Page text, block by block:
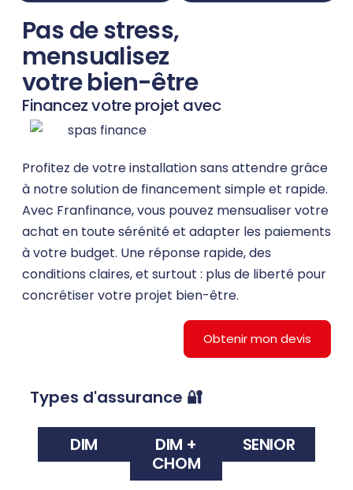
Types d'assurance 🔐
DIM
DIM +
CHOM
SENIOR
Pas de stress,
mensualisez
votre bien-être
Financez votre projet avec
Profitez de votre installation sans attendre grâce
à notre solution de financement simple et rapide.
Avec Franfinance, vous pouvez mensualiser votre
achat en toute sérénité et adapter les paiements
à votre budget. Une réponse rapide, des
conditions claires, et surtout : plus de liberté pour
concrétiser votre projet bien-être.
Obtenir mon devis